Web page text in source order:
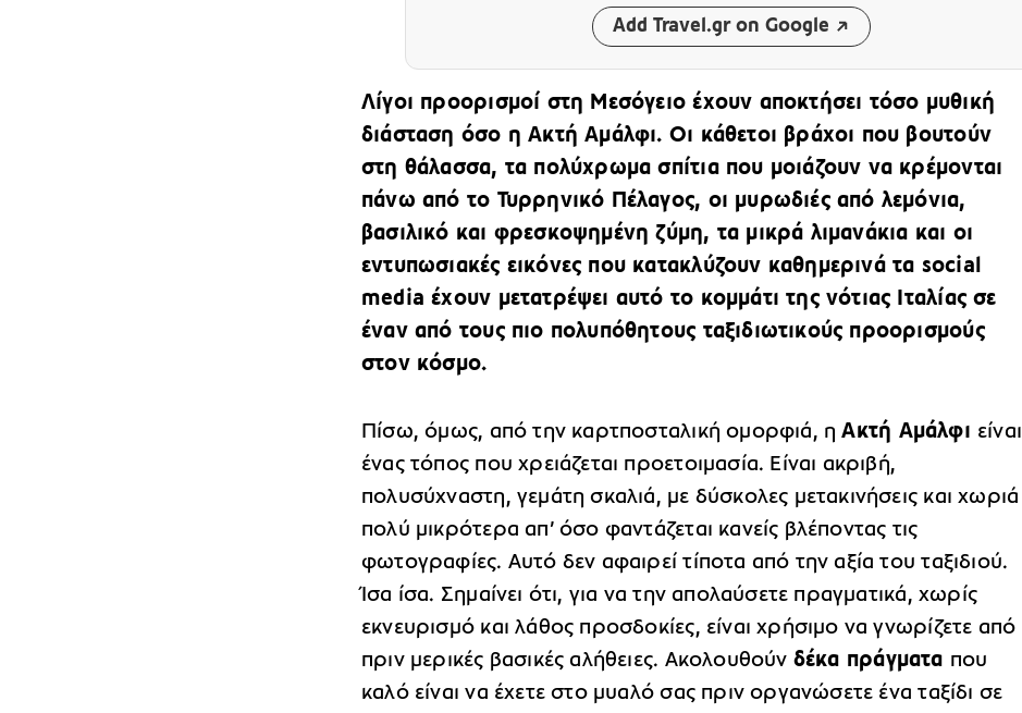
Add Travel.gr on Google
Λίγοι προορισμοί στη Μεσόγειο έχουν αποκτήσει τόσο μυθική
διάσταση όσο η Ακτή Αμάλφι. Οι κάθετοι βράχοι που βουτούν
στη θάλασσα, τα πολύχρωμα σπίτια που μοιάζουν να κρέμονται
πάνω από το Τυρρηνικό Πέλαγος, οι μυρωδιές από λεμόνια,
βασιλικό και φρεσκοψημένη ζύμη, τα μικρά λιμανάκια και οι
εντυπωσιακές εικόνες που κατακλύζουν καθημερινά τα social
media έχουν μετατρέψει αυτό το κομμάτι της νότιας Ιταλίας σε
έναν από τους πιο πολυπόθητους ταξιδιωτικούς προορισμούς
στον κόσμο.
Πίσω, όμως, από την καρτποσταλική ομορφιά, ηΑκτή Αμάλφι είναι
ένας τόπος που χρειάζεται προετοιμασία. Είναι ακριβή,
πολυσύχναστη, γεμάτη σκαλιά, με δύσκολες μετακινήσεις και χωριά
πολύ μικρότερα απ’ όσο φαντάζεται κανείς βλέποντας τις
φωτογραφίες. Αυτό δεν αφαιρεί τίποτα από την αξία του ταξιδιού.
Ίσα ίσα. Σημαίνει ότι, για να την απολαύσετε πραγματικά, χωρίς
εκνευρισμό και λάθος προσδοκίες, είναι χρήσιμο να γνωρίζετε από
πριν μερικές βασικές αλήθειες. Ακολουθούν δέκα πράγματα που
καλό είναι να έχετε στο μυαλό σας πριν οργανώσετε ένα ταξίδι σε